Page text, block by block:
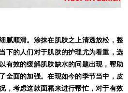
腻顺滑。涂抹在肌肤之上清透放松，整
下的人们对于肌肤的护理尤为看重，选
有效的缓解肌肤缺水的问题出现，帮助
全面的加强。在现如今的季节当中，皮
，考虑这款面霜来进行帮忙，对于有效